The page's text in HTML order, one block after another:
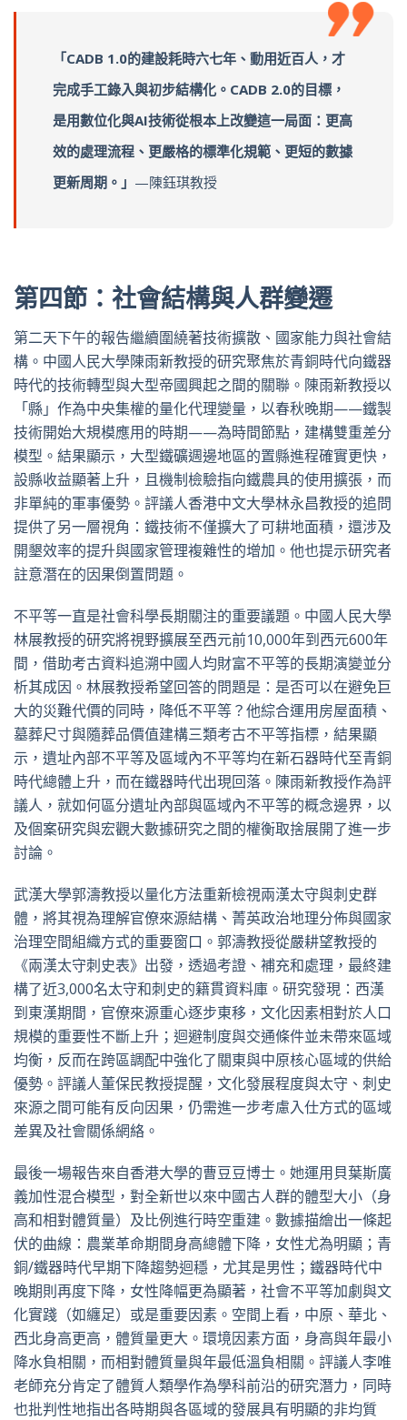
「CADB 1.0的建設耗時六七年、動用近百人，才
完成手工錄入與初步結構化。CADB 2.0的目標，
是用數位化與AI技術從根本上改變這一局面：更高
效的處理流程、更嚴格的標準化規範、更短的數據
更新周期。」 —陳鈺琪教授
第四節：社會結構與人群變遷
第二天下午的報告繼續圍繞著技術擴散、國家能力與社會結
構。中國人民大學陳雨新教授的研究聚焦於青銅時代向鐵器
時代的技術轉型與大型帝國興起之間的關聯。陳雨新教授以
「縣」作為中央集權的量化代理變量，以春秋晚期——鐵製
技術開始大規模應用的時期——為時間節點，建構雙重差分
模型。結果顯示，大型鐵礦週邊地區的置縣進程確實更快，
設縣收益顯著上升，且機制檢驗指向鐵農具的使用擴張，而
非單純的軍事優勢。評議人香港中文大學林永昌教授的追問
提供了另一層視角：鐵技術不僅擴大了可耕地面積，還涉及
開墾效率的提升與國家管理複雜性的增加。他也提示研究者
註意潛在的因果倒置問題。
不平等一直是社會科學長期關注的重要議題。中國人民大學
林展教授的研究將視野擴展至西元前10,000年到西元600年
間，借助考古資料追溯中國人均財富不平等的長期演變並分
析其成因。林展教授希望回答的問題是：是否可以在避免巨
大的災難代價的同時，降低不平等？他綜合運用房屋面積、
墓葬尺寸與隨葬品價值建構三類考古不平等指標，結果顯
示，遺址內部不平等及區域內不平等均在新石器時代至青銅
時代總體上升，而在鐵器時代出現回落。陳雨新教授作為評
議人，就如何區分遺址內部與區域內不平等的概念邊界，以
及個案研究與宏觀大數據研究之間的權衡取捨展開了進一步
討論。
武漢大學郭濤教授以量化方法重新檢視兩漢太守與刺史群
體，將其視為理解官僚來源結構、菁英政治地理分佈與國家
治理空間組織方式的重要窗口。郭濤教授從嚴耕望教授的
《兩漢太守刺史表》出發，透過考證、補充和處理，最終建
構了近3,000名太守和刺史的籍貫資料庫。研究發現：西漢
到東漢期間，官僚來源重心逐步東移，文化因素相對於人口
規模的重要性不斷上升；迴避制度與交通條件並未帶來區域
均衡，反而在跨區調配中強化了關東與中原核心區域的供給
優勢。評議人董保民教授提醒，文化發展程度與太守、刺史
來源之間可能有反向因果，仍需進一步考慮入仕方式的區域
差異及社會關係網絡。
最後一場報告來自香港大學的曹豆豆博士。她運用貝葉斯廣
義加性混合模型，對全新世以來中國古人群的體型大小（身
高和相對體質量）及比例進行時空重建。數據描繪出一條起
伏的曲線：農業革命期間身高總體下降，女性尤為明顯；青
銅/鐵器時代早期下降趨勢迴穩，尤其是男性；鐵器時代中
晚期則再度下降，女性降幅更為顯著，社會不平等加劇與文
化實踐（如纏足）或是重要因素。空間上看，中原、華北、
西北身高更高，體質量更大。環境因素方面，身高與年最小
降水負相關，而相對體質量與年最低溫負相關。評議人李唯
老師充分肯定了體質人類學作為學科前沿的研究潛力，同時
也批判性地指出各時期與各區域的發展具有明顯的非均質